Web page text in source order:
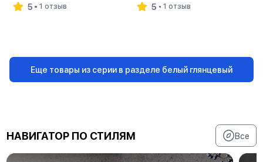
5 1 отзыв 5 1 отзыв
Еще товары из серии в разделе белый глянцевый
НАВИГАТОР ПО СТИЛЯМ Все